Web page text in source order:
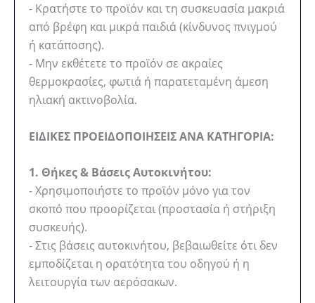
- Κρατήστε το προϊόν και τη συσκευασία μακριά
από βρέφη και μικρά παιδιά (κίνδυνος πνιγμού
ή κατάποσης).
- Μην εκθέτετε το προϊόν σε ακραίες
θερμοκρασίες, φωτιά ή παρατεταμένη άμεση
ηλιακή ακτινοβολία.
ΕΙΔΙΚΕΣ ΠΡΟΕΙΔΟΠΟΙΗΣΕΙΣ ΑΝΑ ΚΑΤΗΓΟΡΙΑ:
1. Θήκες & Βάσεις Αυτοκινήτου:
- Χρησιμοποιήστε το προϊόν μόνο για τον
σκοπό που προορίζεται (προστασία ή στήριξη
συσκευής).
- Στις βάσεις αυτοκινήτου, βεβαιωθείτε ότι δεν
εμποδίζεται η ορατότητα του οδηγού ή η
λειτουργία των αερόσακων.